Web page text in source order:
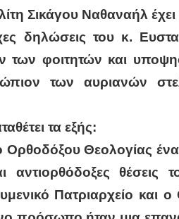
Σικάγου Ναθαναήλ έχει
δηλώσεις του κ.
των φοιτητών και
των αυριανών
τα εξής:
Ορθοδόξου Θεολογίας
αντιορθόδοξες θέσεις
Πατριαρχείο και ο